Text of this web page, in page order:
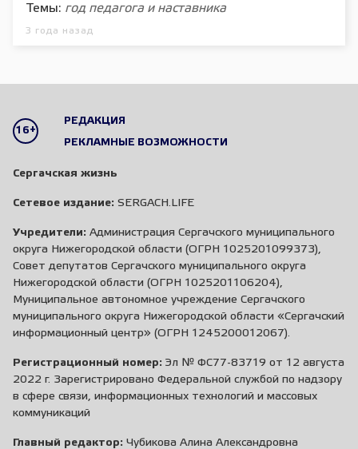
Темы: год педагога и наставника
3 года назад
16+
РЕДАКЦИЯ
РЕКЛАМНЫЕ ВОЗМОЖНОСТИ
Сергачская жизнь
Сетевое издание: SERGACH.LIFE
Учредители: Администрация Сергачского муниципального
округа Нижегородской области (ОГРН 1025201099373),
Совет депутатов Сергачского муниципального округа
Нижегородской области (ОГРН 1025201106204),
Муниципальное автономное учреждение Сергачского
муниципального округа Нижегородской области «Сергачский
информационный центр» (ОГРН 1245200012067).
Регистрационный номер: Эл № ФС77-83719 от 12 августа
2022 г. Зарегистрировано Федеральной службой по надзору
в сфере связи, информационных технологий и массовых
коммуникаций
Главный редактор: Чубикова Алина Александровна